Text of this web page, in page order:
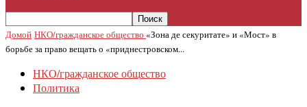
Домой НКО/гражданское общество «Зона де секуритате» и «Мост» в
борьбе за право вещать о «приднестровском...
НКО/гражданское общество
Политика